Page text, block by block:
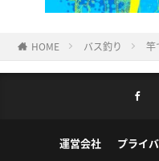
HOME バス釣り 竿
運営会社 プライ